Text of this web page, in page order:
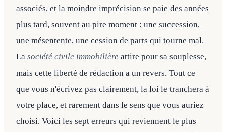
associés, et la moindre imprécision se paie des années
plus tard, souvent au pire moment : une succession,
une mésentente, une cession de parts qui tourne mal.
La société civile immobilière attire pour sa souplesse,
mais cette liberté de rédaction a un revers. Tout ce
que vous n'écrivez pas clairement, la loi le tranchera à
votre place, et rarement dans le sens que vous auriez
choisi. Voici les sept erreurs qui reviennent le plus